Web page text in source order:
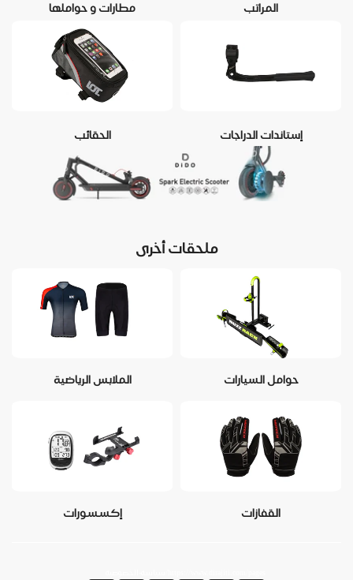
المراتب مطارات و حواملها
إستاندات الدراجات الحقائب
ملحقات أخرى
حوامل السيارات الملابس الرياضية
القفازات إكسسورات